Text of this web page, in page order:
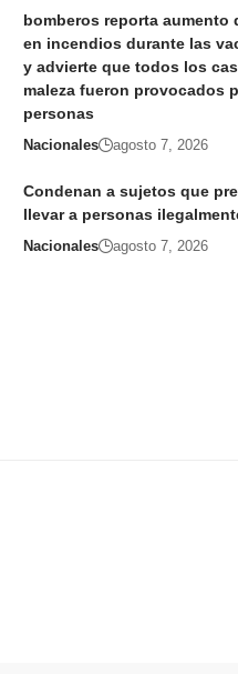
bomberos reporta aumento
en incendios durante las
y advierte que todos los
maleza fueron provocados
personas
Nacionales agosto 7, 2026
Condenan a sujetos que
llevar a personas
Nacionales agosto 7, 2026